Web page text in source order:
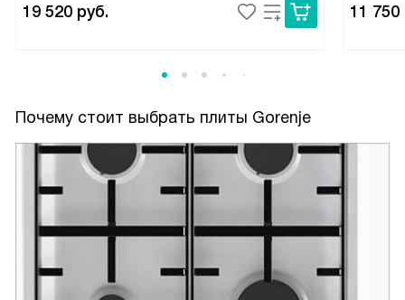
19 520 руб. 11 750
Почему стоит выбрать плиты Gorenje